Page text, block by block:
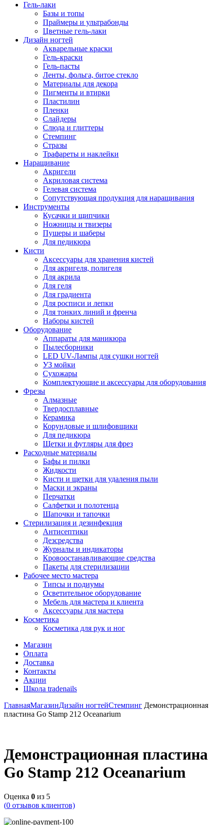
Гель-лаки
Базы и топы
Праймеры и ультрабонды
Цветные гель-лаки
Дизайн ногтей
Акварельные краски
Гель-краски
Гель-пасты
Ленты, фольга, битое стекло
Материалы для декора
Пигменты и втирки
Пластилин
Пленки
Слайдеры
Слюда и глиттеры
Стемпинг
Стразы
Трафареты и наклейки
Наращивание
Акригели
Акриловая система
Гелевая система
Сопутствующая продукция для наращивания
Инструменты
Кусачки и щипчики
Ножницы и твизеры
Пушеры и шаберы
Для педикюра
Кисти
Аксессуары для хранения кистей
Для акригеля, полигеля
Для акрила
Для геля
Для градиента
Для росписи и лепки
Для тонких линий и френча
Наборы кистей
Оборудование
Аппараты для маникюра
Пылесборники
LED UV-Лампы для сушки ногтей
УЗ мойки
Сухожары
Комплектующие и аксессуары для оборудования
Фрезы
Алмазные
Твердосплавные
Керамика
Корундовые и шлифовщики
Для педикюра
Щетки и футляры для фрез
Расходные материалы
Бафы и пилки
Жидкости
Кисти и щетки для удаления пыли
Маски и экраны
Перчатки
Салфетки и полотенца
Шапочки и тапочки
Стерилизация и дезинфекция
Антисептики
Дезсредства
Журналы и индикаторы
Кровоостанавливающие средства
Пакеты для стерилизации
Рабочее место мастера
Типсы и подиумы
Осветительное оборудование
Мебель для мастера и клиента
Аксессуары для мастера
Косметика
Косметика для рук и ног
Магазин
Оплата
Доставка
Контакты
Акции
Школа tradenails
ГлавнаяМагазинДизайн ногтейСтемпинг Демонстрационная
пластина Go Stamp 212 Oceanarium
Демонстрационная пластина
Go Stamp 212 Oceanarium
Оценка 0 из 5
(0 отзывов клиентов)